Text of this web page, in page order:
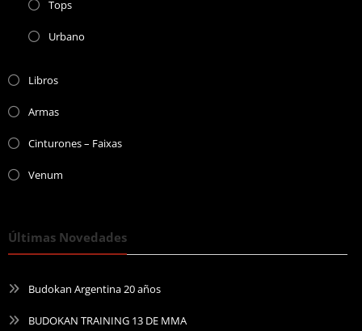
Tops
Urbano
Libros
Armas
Cinturones – Faixas
Venum
Últimas Novedades
Budokan Argentina 20 años
BUDOKAN TRAINING 13 DE MMA